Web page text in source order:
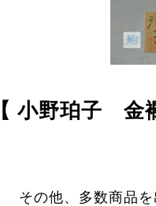
【 小野珀子
その他、多数商品